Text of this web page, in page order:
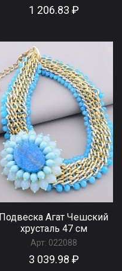
1 206.83 ₽
Подвеска Агат Чешский
хрусталь 47 см
Арт: 022088
3 039.98 ₽